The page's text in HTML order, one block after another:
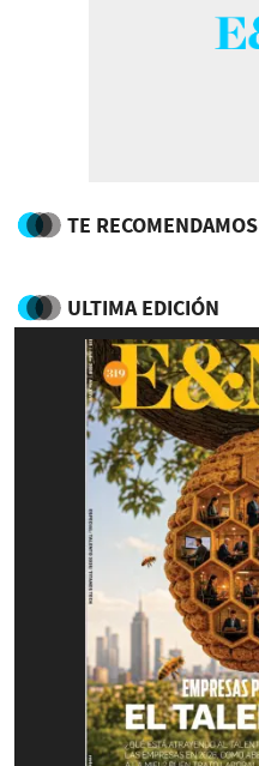
TE RECOMENDAMOS
ULTIMA EDICIÓN